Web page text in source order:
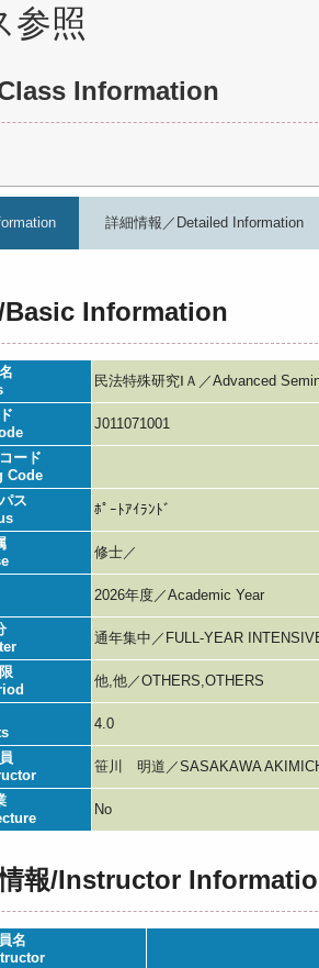
参照
Information
詳細情報／Detailed Information
Basic Information
民法特殊研究ⅠＡ／Advanced
J011071001
ード
Code
ス
ﾎﾟｰﾄｱｲﾗﾝﾄﾞ
修士／
2026年度／Academic Year
通年集中／FULL-YEAR
他,他／OTHERS,OTHERS
4.0
笹川 明道／SASAKAWA
No
報/Instructor
名